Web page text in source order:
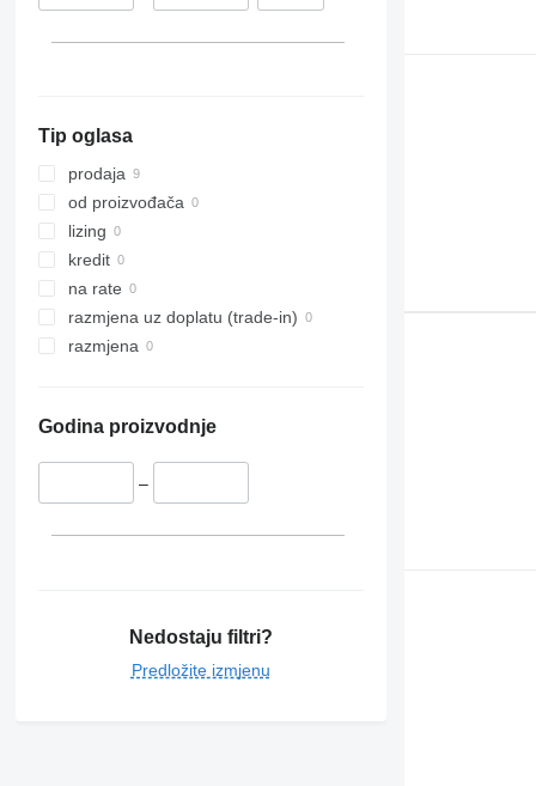
Tip oglasa
prodaja
od proizvođača
lizing
kredit
na rate
razmjena uz doplatu (trade-in)
razmjena
Godina proizvodnje
–
Nedostaju filtri?
Predložite izmjenu